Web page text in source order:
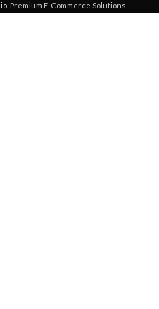
. Premium E-Commerce Solutions.